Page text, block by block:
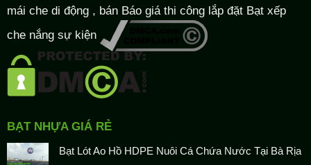
mái che di động , bán Báo giá thi công lắp đặt Bạt xếp
che nắng sự kiện
BẠT NHỰA GIÁ RẺ
Bạt Lót Ao Hồ HDPE Nuôi Cá Chứa Nước Tại Bà Rịa